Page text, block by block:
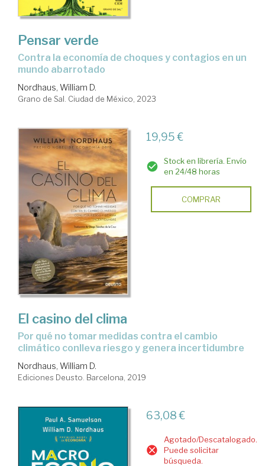
Pensar verde
Contra la economía de choques y contagios en un
mundo abarrotado
Nordhaus, William D.
Grano de Sal. Ciudad de México, 2023
19,95 €
Stock en librería. Envío
en 24/48 horas
COMPRAR
El casino del clima
por qué no tomar medidas contra el cambio
climático conlleva riesgo y genera incertidumbre
Nordhaus, William D.
Ediciones Deusto. Barcelona, 2019
63,08 €
Agotado/Descatalogado.
Puede solicitar
búsqueda.